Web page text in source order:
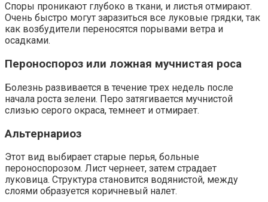
Споры проникают глубоко в ткани, и листья отмирают.
Очень быстро могут заразиться все луковые грядки, так
как возбудители переносятся порывами ветра и
осадками.
Пероноспороз или ложная мучнистая роса
Болезнь развивается в течение трех недель после
начала роста зелени. Перо затягивается мучнистой
слизью серого окраса, темнеет и отмирает.
Альтернариоз
Этот вид выбирает старые перья, больные
пероноспорозом. Лист чернеет, затем страдает
луковица. Структура становится водянистой, между
слоями образуется коричневый налет.